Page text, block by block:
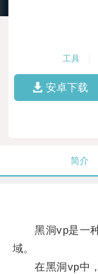
工具
安卓下载
简介
黑洞vp是一种
域。
在黑洞vp中，